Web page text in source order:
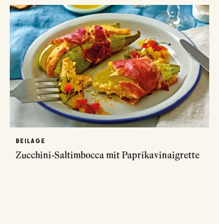
BEILAGE
Zucchini-Saltimbocca mit Paprikavinaigrette